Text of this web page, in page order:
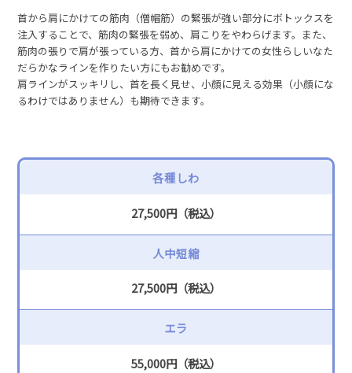
首から肩にかけての筋肉（僧帽筋）の緊張が強い部分にボトックスを
注入することで、筋肉の緊張を弱め、肩こりをやわらげます。また、
筋肉の張りで肩が張っている方、首から肩にかけての女性らしいなた
だらかなラインを作りたい方にもお勧めです。
肩ラインがスッキリし、首を長く見せ、小顔に見える効果（小顔にな
るわけではありません）も期待できます。
各種しわ
27,500円（税込）
人中短縮
27,500円（税込）
エラ
55,000円（税込）